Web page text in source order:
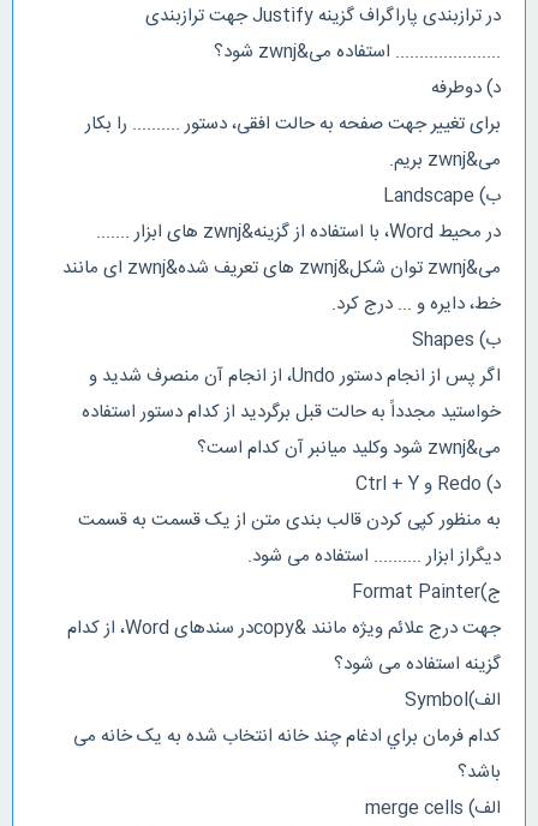
در ترازبندی پاراگراف گزینه Justify جهت ترازبندی
...................... استفاده می&zwnj شود؟
د) دوطرفه
برای تغییر جهت صفحه به حالت افقی، دستور .......... را بکار
می&zwnj بریم.
ب) Landscape
در محیط Word، با استفاده از گزینه&zwnj های ابزار .......
می&zwnj توان شکل&zwnj های تعریف شده&zwnj ای مانند
خط، دایره و ... درج کرد.
ب) Shapes
اگر پس از انجام دستور Undo، از انجام آن منصرف شدید و
خواستید مجدداً به حالت قبل برگردید از کدام دستور استفاده
می&zwnj شود وکلید میانبر آن کدام است؟
د) Redo و Ctrl + Y
به منظور کپی کردن قالب بندی متن از یک قسمت به قسمت
دیگراز ابزار .......... استفاده می شود.
ج)Format Painter
جهت درج علائم ویژه مانند &copyدر سندهای Word، از کدام
گزینه استفاده می شود؟
الف)Symbol
كدام فرمان براي ادغام چند خانه انتخاب شده به یک خانه می
باشد؟
الف) merge cells